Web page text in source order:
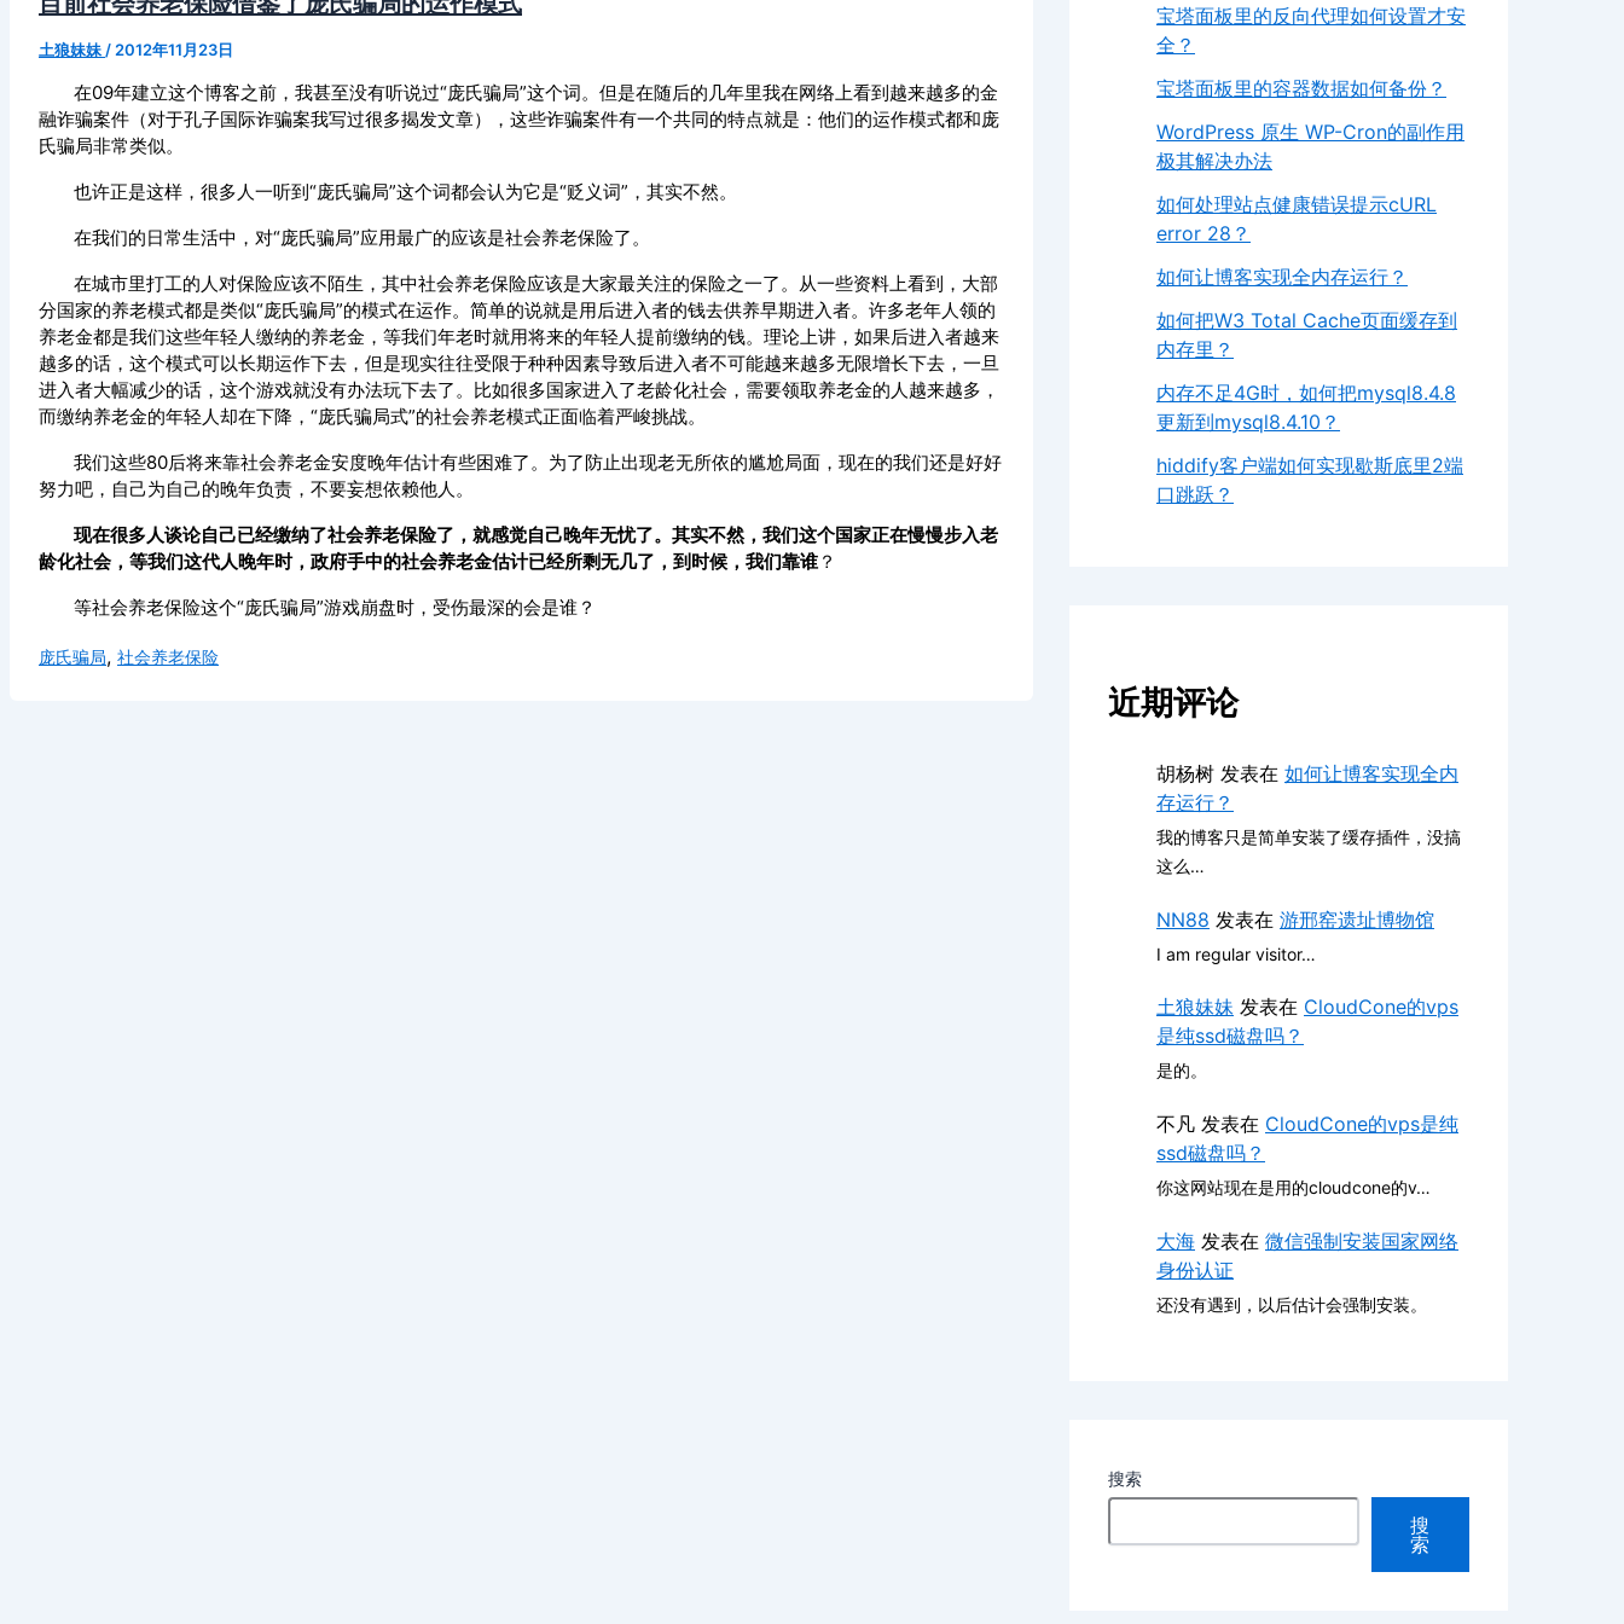
土狼妹妹 / 2012年11月23日
在09年建立这个博客之前，我甚至没有听说过“庞氏骗局”这个词。但是在随后的几年里我在网络上看到越来越多的金
融诈骗案件（对于孔子国际诈骗案我写过很多揭发文章），这些诈骗案件有一个共同的特点就是：他们的运作模式都和庞
氏骗局非常类似。
也许正是这样，很多人一听到“庞氏骗局”这个词都会认为它是“贬义词”，其实不然。
在我们的日常生活中，对“庞氏骗局”应用最广的应该是社会养老保险了。
在城市里打工的人对保险应该不陌生，其中社会养老保险应该是大家最关注的保险之一了。从一些资料上看到，大部
分国家的养老模式都是类似“庞氏骗局”的模式在运作。简单的说就是用后进入者的钱去供养早期进入者。许多老年人领的
养老金都是我们这些年轻人缴纳的养老金，等我们年老时就用将来的年轻人提前缴纳的钱。理论上讲，如果后进入者越来
越多的话，这个模式可以长期运作下去，但是现实往往受限于种种因素导致后进入者不可能越来越多无限增长下去，一旦
进入者大幅减少的话，这个游戏就没有办法玩下去了。比如很多国家进入了老龄化社会，需要领取养老金的人越来越多，
而缴纳养老金的年轻人却在下降，“庞氏骗局式”的社会养老模式正面临着严峻挑战。
我们这些80后将来靠社会养老金安度晚年估计有些困难了。为了防止出现老无所依的尴尬局面，现在的我们还是好好
努力吧，自己为自己的晚年负责，不要妄想依赖他人。
现在很多人谈论自己已经缴纳了社会养老保险了，就感觉自己晚年无忧了。其实不然，我们这个国家正在慢慢步入老
龄化社会，等我们这代人晚年时，政府手中的社会养老金估计已经所剩无几了，到时候，我们靠谁 ？
等社会养老保险这个“庞氏骗局”游戏崩盘时，受伤最深的会是谁？
庞氏骗局, 社会养老保险
宝塔面板里的反向代理如何设置才安
全？
宝塔面板里的容器数据如何备份？
WordPress 原生 WP-Cron的副作用
极其解决办法
如何处理站点健康错误提示cURL
error 28？
如何让博客实现全内存运行？
如何把W3 Total Cache页面缓存到
内存里？
内存不足4G时，如何把mysql8.4.8
更新到mysql8.4.10？
hiddify客户端如何实现歇斯底里2端
口跳跃？
近期评论
胡杨树 发表在 如何让博客实现全内
存运行？
我的博客只是简单安装了缓存插件，没搞
这么…
NN88 发表在 游邢窑遗址博物馆
I am regular visitor…
土狼妹妹 发表在 CloudCone的vps
是纯ssd磁盘吗？
是的。
不凡 发表在 CloudCone的vps是纯
ssd磁盘吗？
你这网站现在是用的cloudcone的v…
大海 发表在 微信强制安装国家网络
身份认证
还没有遇到，以后估计会强制安装。
搜索
搜
索